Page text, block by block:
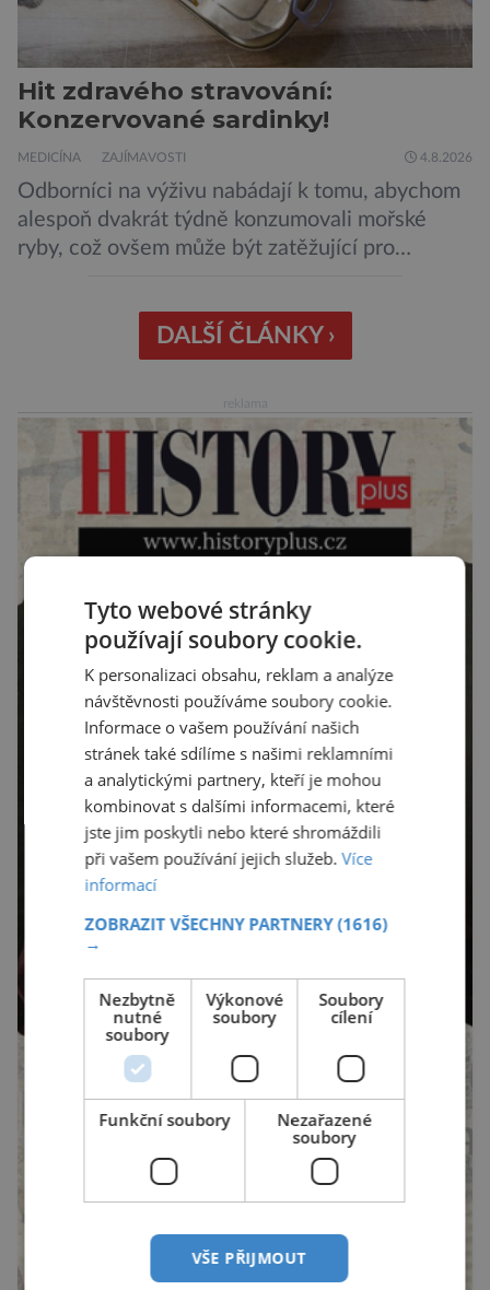
Hit zdravého stravování:
Konzervované sardinky!
MEDICÍNA ZAJÍMAVOSTI 4.8.2026
Odborníci na výživu nabádají k tomu, abychom
alespoň dvakrát týdně konzumovali mořské
ryby, což ovšem může být zatěžující pro
sardinky, které si může dovolit opravdu každý
„Místo toho, aby poskytovaly izolované
potravinou,“ říká nutriční specialista Colin
Robertson a zdůrazňuje […]
DALŠÍ ČLÁNKY ›
Tyto webové stránky
používají soubory cookie.
K personalizaci obsahu, reklam a analýze
návštěvnosti používáme soubory cookie.
Informace o vašem používání našich
stránek také sdílíme s našimi reklamními
a analytickými partnery, kteří je mohou
kombinovat s dalšími informacemi, které
jste jim poskytli nebo které shromáždili
při vašem používání jejich služeb.Více
informací
ZOBRAZIT VŠECHNY PARTNERY(1616)
→
Nezbytně
nutné
soubory
Výkonové
soubory
Soubory
cílení
Funkční soubory
Nezařazené
soubory
VŠE PŘIJMOUT